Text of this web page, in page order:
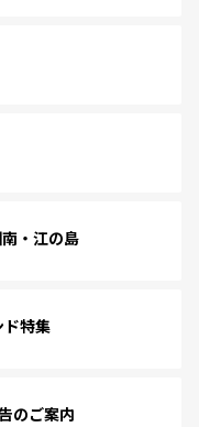
・江の島
ド特集
のご案内